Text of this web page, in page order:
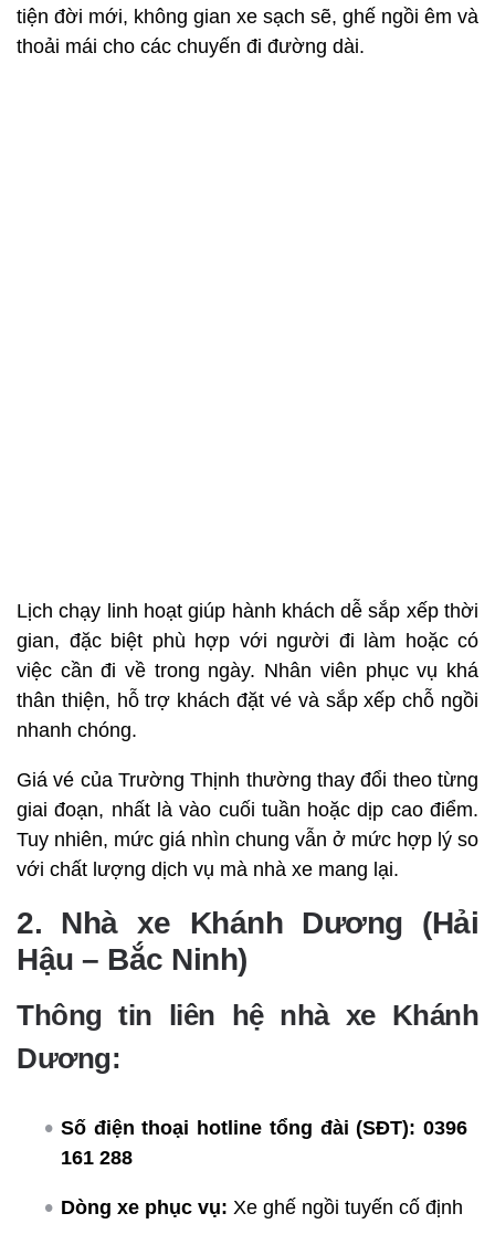
tiện đời mới, không gian xe sạch sẽ, ghế ngồi êm và
thoải mái cho các chuyến đi đường dài.
Lịch chạy linh hoạt giúp hành khách dễ sắp xếp thời
gian, đặc biệt phù hợp với người đi làm hoặc có
việc cần đi về trong ngày. Nhân viên phục vụ khá
thân thiện, hỗ trợ khách đặt vé và sắp xếp chỗ ngồi
nhanh chóng.
Giá vé của Trường Thịnh thường thay đổi theo từng
giai đoạn, nhất là vào cuối tuần hoặc dịp cao điểm.
Tuy nhiên, mức giá nhìn chung vẫn ở mức hợp lý so
với chất lượng dịch vụ mà nhà xe mang lại.
2. Nhà xe Khánh Dương (Hải
Hậu – Bắc Ninh)
Thông tin liên hệ nhà xe Khánh
Dương:
Số điện thoại hotline tổng đài (SĐT): 0396
161 288
Dòng xe phục vụ: Xe ghế ngồi tuyến cố định